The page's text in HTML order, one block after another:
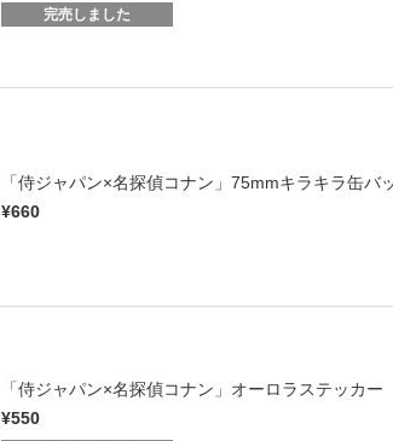
完売しました
「侍ジャパン×名探偵コナン」75mmキラキラ缶バ
¥660
「侍ジャパン×名探偵コナン」オーロラステッカー
¥550